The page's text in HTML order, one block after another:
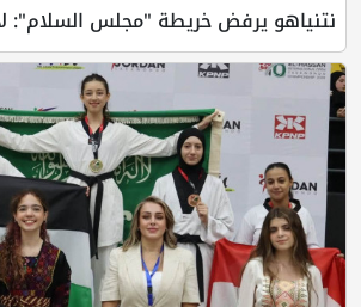
نتنياهو يرفض خريطة "مجلس السلام":